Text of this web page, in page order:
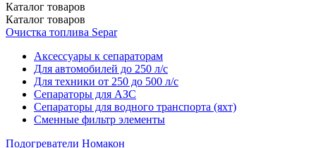
Каталог товаров
Каталог товаров
Очистка топлива Separ
Аксессуары к сепараторам
Для автомобилей до 250 л/с
Для техники от 250 до 500 л/с
Сепараторы для АЗС
Сепараторы для водного транспорта (яхт)
Сменные фильтр элементы
Подогреватели Номакон